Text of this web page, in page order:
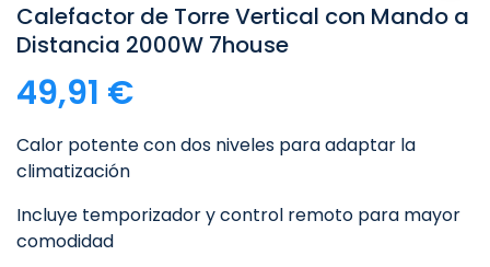
Calefactor de Torre Vertical con Mando a
Distancia 2000W 7house
49,91 €
Calor potente con dos niveles para adaptar la
climatización
Incluye temporizador y control remoto para mayor
comodidad